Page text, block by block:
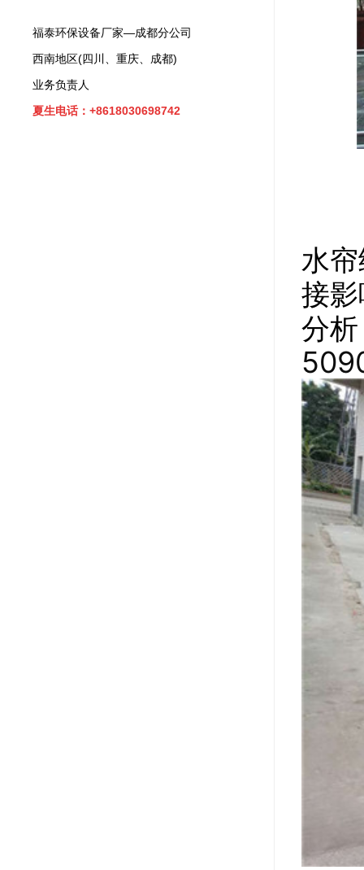
水
接
分
福泰环保设备厂家—成都分公司
西南地区(四川、重庆、成都)
业务负责人
夏生电话：+8618030698742